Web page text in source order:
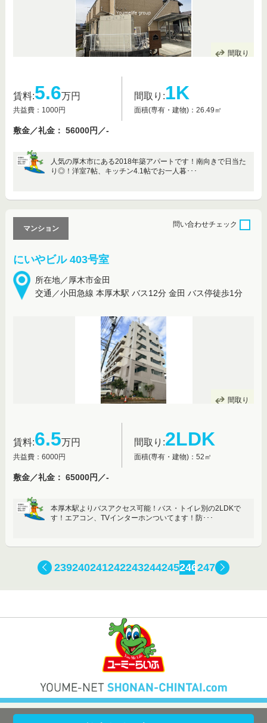
間取り
賃料:5.6万円
共益費：1000円
間取り:1K
面積(専有・建物)：26.49㎡
敷金／礼金： 56000円／-
人気の厚木市にある2018年築アパートです！南向きで日当た
り◎！洋室7帖、キッチン4.1帖でお一人暮･･･
にいやビル 403号室
所在地／厚木市金田
交通／小田急線 本厚木駅 バス12分 金田 バス停徒歩1分
マンション
問い合わせチェック
間取り
賃料:6.5万円
共益費：6000円
間取り:2LDK
面積(専有・建物)：52㎡
敷金／礼金： 65000円／-
本厚木駅よりバスアクセス可能！バス・トイレ別の2LDKで
す！エアコン、TVインターホンついてます！防･･･
239240241242243244245246247